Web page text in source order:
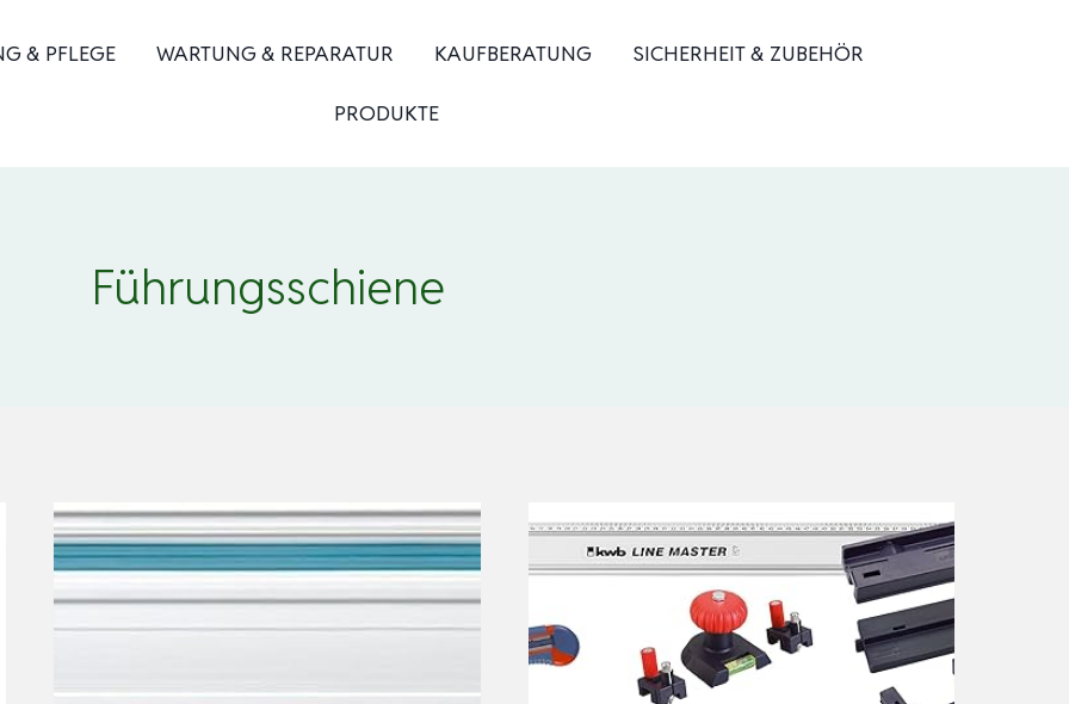
& PFLEGE WARTUNG & REPARATUR KAUFBERATUNG SICHERHEIT & ZUBEHÖR
PRODUKTE
Führungsschiene